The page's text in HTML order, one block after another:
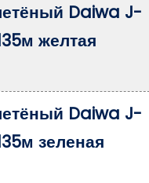
Daiwa J-
желтая
Daiwa J-
зеленая